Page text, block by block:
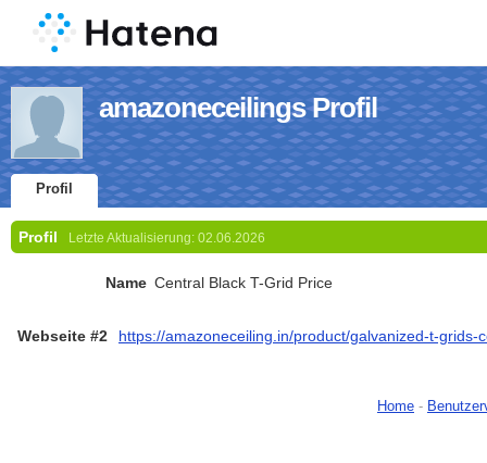
amazoneceilings Profil
Profil
Profil Letzte Aktualisierung: 02.06.2026
Name Central Black T-Grid Price
Webseite #2 https://amazoneceiling.in/product/galvanized-t-grids-
Home -